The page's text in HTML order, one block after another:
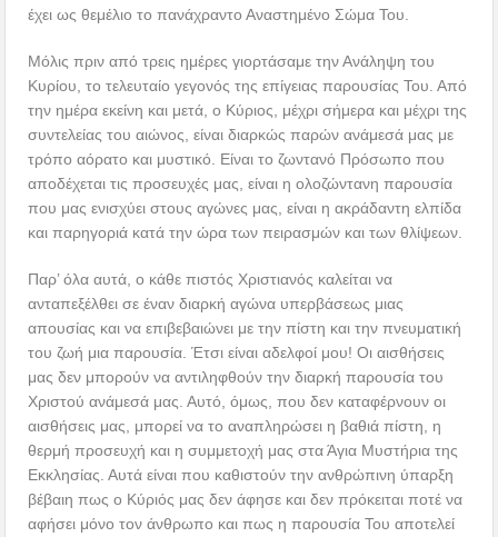
έχει ως θεμέλιο το πανάχραντο Αναστημένο Σώμα Του.
Μόλις πριν από τρεις ημέρες γιορτάσαμε την Ανάληψη του
Κυρίου, το τελευταίο γεγονός της επίγειας παρουσίας Του. Από
την ημέρα εκείνη και μετά, ο Κύριος, μέχρι σήμερα και μέχρι της
συντελείας του αιώνος, είναι διαρκώς παρών ανάμεσά μας με
τρόπο αόρατο και μυστικό. Είναι το ζωντανό Πρόσωπο που
αποδέχεται τις προσευχές μας, είναι η ολοζώντανη παρουσία
που μας ενισχύει στους αγώνες μας, είναι η ακράδαντη ελπίδα
και παρηγοριά κατά την ώρα των πειρασμών και των θλίψεων.
Παρ’ όλα αυτά, ο κάθε πιστός Χριστιανός καλείται να
ανταπεξέλθει σε έναν διαρκή αγώνα υπερβάσεως μιας
απουσίας και να επιβεβαιώνει με την πίστη και την πνευματική
του ζωή μια παρουσία. Έτσι είναι αδελφοί μου! Οι αισθήσεις
μας δεν μπορούν να αντιληφθούν την διαρκή παρουσία του
Χριστού ανάμεσά μας. Αυτό, όμως, που δεν καταφέρνουν οι
αισθήσεις μας, μπορεί να το αναπληρώσει η βαθιά πίστη, η
θερμή προσευχή και η συμμετοχή μας στα Άγια Μυστήρια της
Εκκλησίας. Αυτά είναι που καθιστούν την ανθρώπινη ύπαρξη
βέβαιη πως ο Κύριός μας δεν άφησε και δεν πρόκειται ποτέ να
αφήσει μόνο τον άνθρωπο και πως η παρουσία Του αποτελεί